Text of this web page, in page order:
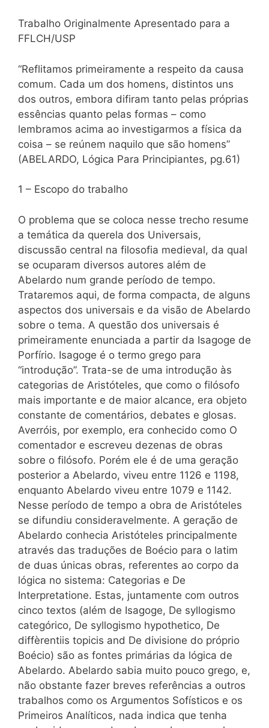
Trabalho Originalmente Apresentado para a
FFLCH/USP
“Reflitamos primeiramente a respeito da causa
comum. Cada um dos homens, distintos uns
dos outros, embora difiram tanto pelas próprias
essências quanto pelas formas – como
lembramos acima ao investigarmos a física da
coisa – se reúnem naquilo que são homens”
(ABELARDO, Lógica Para Principiantes, pg.61)
1 – Escopo do trabalho
O problema que se coloca nesse trecho resume
a temática da querela dos Universais,
discussão central na filosofia medieval, da qual
se ocuparam diversos autores além de
Abelardo num grande período de tempo.
Trataremos aqui, de forma compacta, de alguns
aspectos dos universais e da visão de Abelardo
sobre o tema. A questão dos universais é
primeiramente enunciada a partir da Isagoge de
Porfírio. Isagoge é o termo grego para
“introdução”. Trata-se de uma introdução às
categorias de Aristóteles, que como o filósofo
mais importante e de maior alcance, era objeto
constante de comentários, debates e glosas.
Averróis, por exemplo, era conhecido como O
comentador e escreveu dezenas de obras
sobre o filósofo. Porém ele é de uma geração
posterior a Abelardo, viveu entre 1126 e 1198,
enquanto Abelardo viveu entre 1079 e 1142.
Nesse período de tempo a obra de Aristóteles
se difundiu consideravelmente. A geração de
Abelardo conhecia Aristóteles principalmente
através das traduções de Boécio para o latim
de duas únicas obras, referentes ao corpo da
lógica no sistema: Categorias e De
Interpretatione. Estas, juntamente com outros
cinco textos (além de Isagoge, De syllogismo
categórico, De syllogismo hypothetico, De
diffèrentiis topicis and De divisione do próprio
Boécio) são as fontes primárias da lógica de
Abelardo. Abelardo sabia muito pouco grego, e,
não obstante fazer breves referências a outros
trabalhos como os Argumentos Sofísticos e os
Primeiros Analíticos, nada indica que tenha